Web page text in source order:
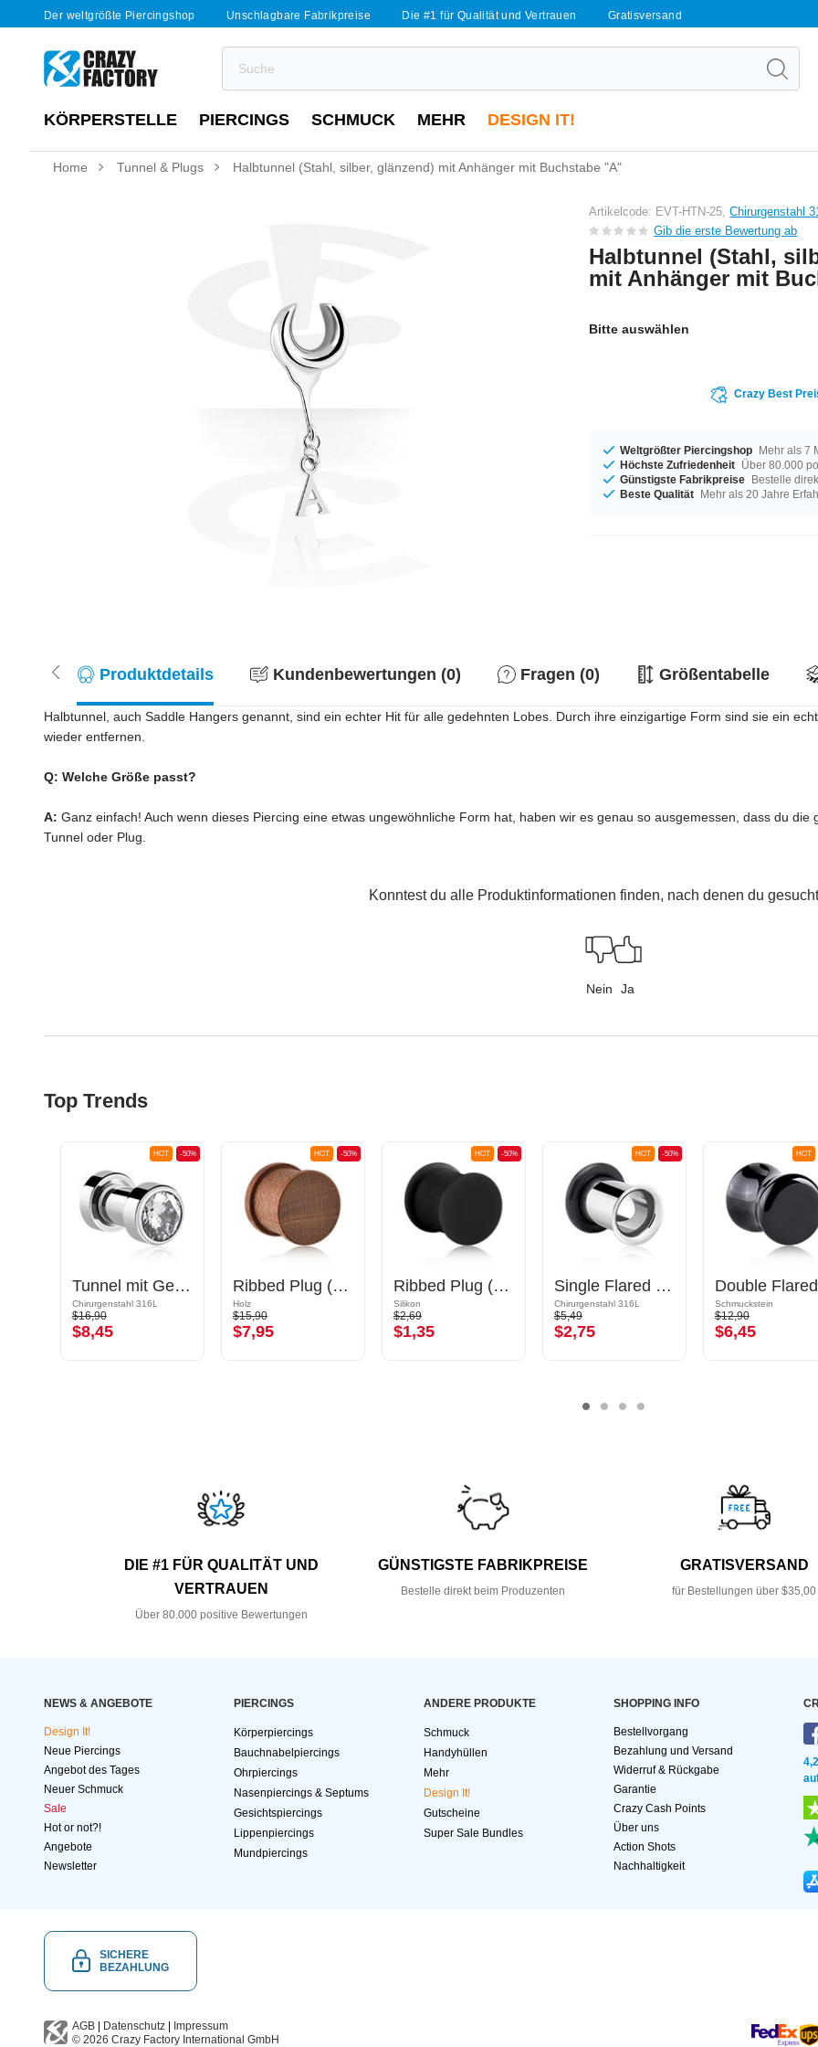
Der weltgrößte Piercingshop Unschlagbare Fabrikpreise Die #1 für Qualität und Vertrauen Gratisversand
KÖRPERSTELLE PIERCINGS SCHMUCK MEHR DESIGN IT!
Home Tunnel & Plugs Halbtunnel (Stahl, silber, glänzend) mit Anhänger mit Buchstabe "A"
Artikelcode: EVT-HTN-25,Chirurgenstahl
Gib die erste Bewertung ab
Halbtunnel (Stahl,
mit Anhänger mit
Bitte auswählen
Crazy Best
Weltgrößter Piercingshop Mehr als 7
Höchste Zufriedenheit Über 80.000
Günstigste Fabrikpreise Bestelle
Beste Qualität Mehr als 20 Jahre
Produktdetails Kundenbewertungen (0) Fragen (0) Größentabelle
Halbtunnel, auch Saddle Hangers genannt, sind ein echter Hit für alle gedehnten Lobes. Durch ihre einzigartige Form sind sie ein
wieder entfernen.
Q: Welche Größe passt?
A: Ganz einfach! Auch wenn dieses Piercing eine etwas ungewöhnliche Form hat, haben wir es genau so ausgemessen, dass du
Tunnel oder Plug.
Konntest du alle Produktinformationen finden, nach denen du
Nein Ja
Top Trends
-50%
HOT
Tunnel mit Gewinde (Chirurgenstahl, silber, glänzend) mit Kristallstein
Chirurgenstahl 316L
$16,90
$8,45
-50%
HOT
Ribbed Plug (Holz)
Holz
$15,90
$7,95
-50%
HOT
Ribbed Plug (Silikon, mehrere Farben)
Silikon
$2,69
$1,35
-50%
HOT
Single Flared Tunnel (Chirurgenstahl, silber, glänzend) mit O-Ring
Chirurgenstahl 316L
$5,49
$2,75
HOT
Schmuckstein
$12,90
$6,45
DIE #1 FÜR QUALITÄT UND
VERTRAUEN
Über 80.000 positive Bewertungen
GÜNSTIGSTE FABRIKPREISE
Bestelle direkt beim Produzenten
GRATISVERSAND
für Bestellungen über $35,00
NEWS & ANGEBOTE
Design It!
Neue Piercings
Angebot des Tages
Neuer Schmuck
Sale
Hot or not?!
Angebote
Newsletter
PIERCINGS
Körperpiercings
Bauchnabelpiercings
Ohrpiercings
Nasenpiercings & Septums
Gesichtspiercings
Lippenpiercings
Mundpiercings
ANDERE PRODUKTE
Schmuck
Handyhüllen
Mehr
Design It!
Gutscheine
Super Sale Bundles
SHOPPING INFO
Bestellvorgang
Bezahlung und Versand
Widerruf & Rückgabe
Garantie
Crazy Cash Points
Über uns
Action Shots
Nachhaltigkeit
SICHERE
BEZAHLUNG
AGB Datenschutz
Impressum
© 2026 Crazy Factory International GmbH